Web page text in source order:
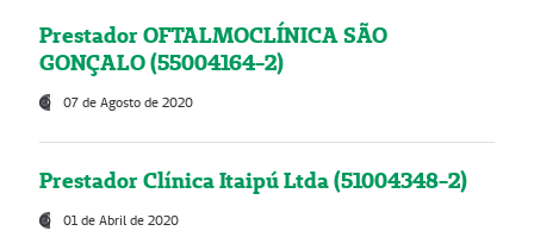
Prestador OFTALMOCLÍNICA SÃO
GONÇALO (55004164-2)
07 de Agosto de 2020
Prestador Clínica Itaipú Ltda (51004348-2)
01 de Abril de 2020